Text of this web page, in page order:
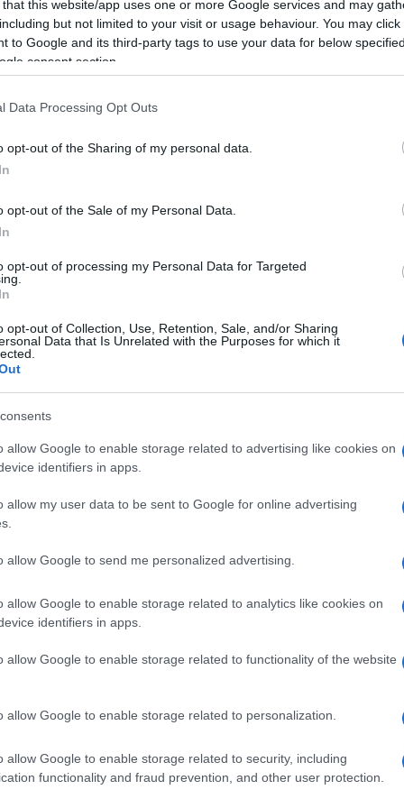
that this website/app uses one or more Google services and may
but not limited to your visit or usage behaviour. You may
to Google and its third-party tags to use your data for below
consent section.
Data Processing Opt Outs
opt-out of the Sharing of my personal data.
opt-out of the Sale of my Personal Data.
opt-out of processing my Personal Data for Targeted
opt-out of Collection, Use, Retention, Sale, and/or Sharing
Data that Is Unrelated with the Purposes for which it
allow Google to enable storage related to advertising like cookies on
identifiers in apps.
allow my user data to be sent to Google for online advertising
allow Google to send me personalized advertising.
allow Google to enable storage related to analytics like cookies on
identifiers in apps.
allow Google to enable storage related to functionality of the website
allow Google to enable storage related to personalization.
allow Google to enable storage related to security, including
functionality and fraud prevention, and other user protection.
culturale e ricreativa che porta i
a turisti e residenti la possibilità di
e informale. Il servizio è disponibile dal
nazionali?
mesecliccandoqui
nella sezione
+ Esporta iCal